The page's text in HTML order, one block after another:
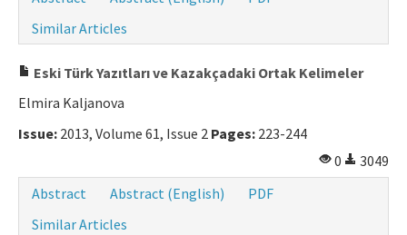
Similar Articles
Eski Türk Yazıtları ve Kazakçadaki Ortak Kelimeler
Elmira Kaljanova
Issue: 2013, Volume 61, Issue 2 Pages: 223-244
0
3049
Abstract
Abstract (English)
PDF
Similar Articles